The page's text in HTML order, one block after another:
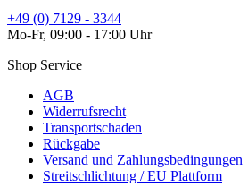
+49 (0) 7129 - 3344
Mo-Fr, 09:00 - 17:00 Uhr
Shop Service
AGB
Widerrufsrecht
Transportschaden
Rückgabe
Versand und Zahlungsbedingungen
Streitschlichtung / EU Plattform